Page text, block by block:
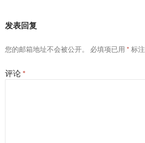
发表回复
您的邮箱地址不会被公开。 必填项已用 * 标注
评论 *